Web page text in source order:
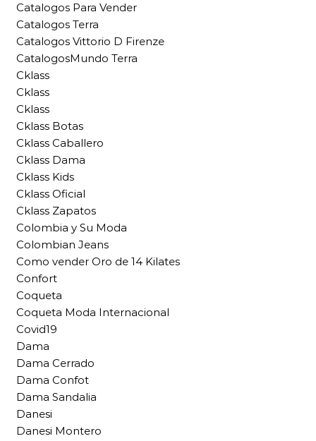
Catalogos Para Vender
Catalogos Terra
Catalogos Vittorio D Firenze
CatalogosMundo Terra
Cklass
Cklass
Cklass
Cklass Botas
Cklass Caballero
Cklass Dama
Cklass Kids
Cklass Oficial
Cklass Zapatos
Colombia y Su Moda
Colombian Jeans
Como vender Oro de 14 Kilates
Confort
Coqueta
Coqueta Moda Internacional
Covid19
Dama
Dama Cerrado
Dama Confot
Dama Sandalia
Danesi
Danesi Montero